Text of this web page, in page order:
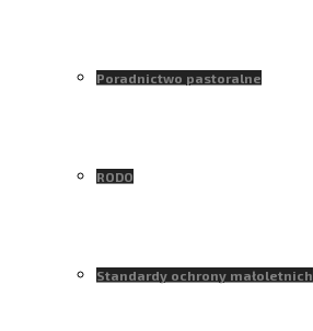
Poradnictwo pastoralne
RODO
Standardy ochrony małoletnich